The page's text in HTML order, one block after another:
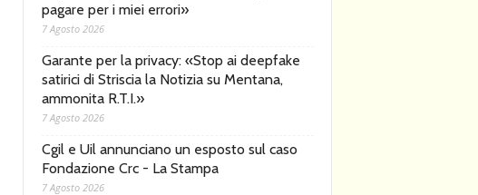
pagare per i miei errori»
7 Agosto 2026
Garante per la privacy: «Stop ai deepfake
satirici di Striscia la Notizia su Mentana,
ammonita R.T.I.»
7 Agosto 2026
Cgil e Uil annunciano un esposto sul caso
Fondazione Crc - La Stampa
7 Agosto 2026